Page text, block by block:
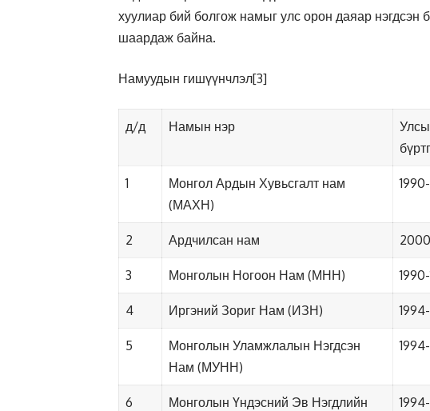
хуулиар бий болгож намыг улс орон даяар нэгдсэн
шаардаж байна.
Намуудын гишүүнчлэл[3]
д/д Намын нэр
1
Монгол Ардын Хувьсгалт нам
(МАХН)
2 Ардчилсан нам
3 Монголын Ногоон Нам (МНН)
4 Иргэний Зориг Нам (ИЗН)
5
Монголын Уламжлалын Нэгдсэн
Нам (МУНН)
6
Монголын Үндэсний Эв Нэгдлийн